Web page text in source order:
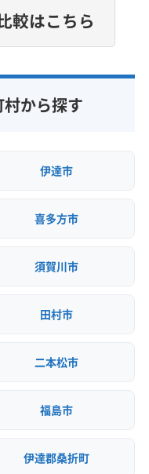
浪江町
三春町
白川郡棚倉町
麻郡西会津町
麻郡北塩原村
較はこちら
から探す
伊達市
喜多方市
須賀川市
田村市
二本松市
福島市
伊達郡桑折町